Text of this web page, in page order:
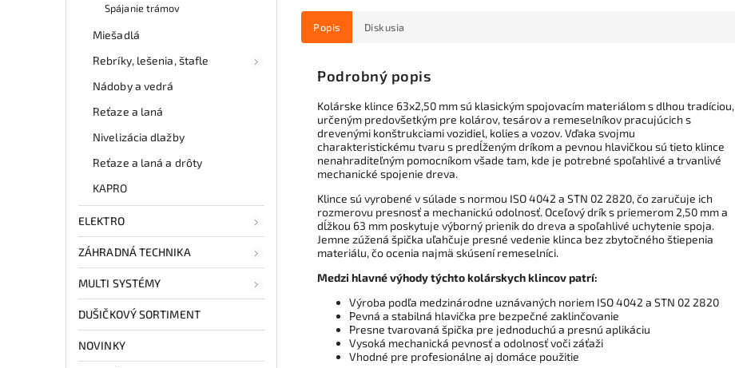
Spájanie trámov
Miešadlá
Rebríky, lešenia, štafle
Nádoby a vedrá
Reťaze a laná
Nivelizácia dlažby
Reťaze a laná a drôty
KAPRO
ELEKTRO
ZÁHRADNÁ TECHNIKA
MULTI SYSTÉMY
DUŠIČKOVÝ SORTIMENT
NOVINKY
Popis Diskusia
Podrobný popis
Kolárske klince 63x2,50 mm sú klasickým spojovacím materiálom s dlhou tradíciou,
určeným predovšetkým pre kolárov, tesárov a remeselníkov pracujúcich s
drevenými konštrukciami vozidiel, kolies a vozov. Vďaka svojmu
charakteristickému tvaru s predĺženým dríkom a pevnou hlavičkou sú tieto klince
nenahraditeľným pomocníkom všade tam, kde je potrebné spoľahlivé a trvanlivé
mechanické spojenie dreva.
Klince sú vyrobené v súlade s normou ISO 4042 a STN 02 2820, čo zaručuje ich
rozmerovu presnosť a mechanickú odolnosť. Oceľový drík s priemerom 2,50 mm a
dĺžkou 63 mm poskytuje výborný prienik do dreva a spoľahlivé uchytenie spoja.
Jemne zúžená špička uľahčuje presné vedenie klinca bez zbytočného štiepenia
materiálu, čo ocenia najmä skúsení remeselníci.
Medzi hlavné výhody týchto kolárskych klincov patrí:
Výroba podľa medzinárodne uznávaných noriem ISO 4042 a STN 02 2820
Pevná a stabilná hlavička pre bezpečné zaklinčovanie
Presne tvarovaná špička pre jednoduchú a presnú aplikáciu
Vysoká mechanická pevnosť a odolnosť voči záťaži
Vhodné pre profesionálne aj domáce použitie